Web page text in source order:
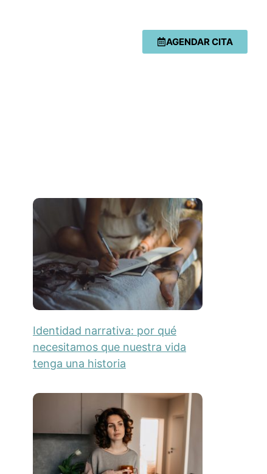
AGENDAR CITA
Identidad narrativa: por qué
necesitamos que nuestra vida
tenga una historia